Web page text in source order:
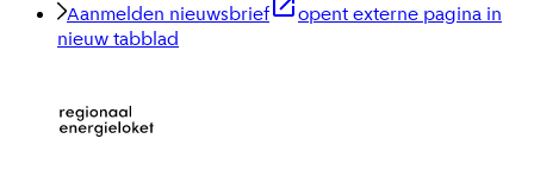
Aanmelden nieuwsbrief
opent externe pagina in
nieuw tabblad